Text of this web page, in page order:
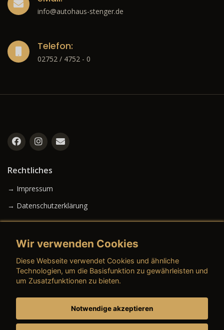
info@autohaus-stenger.de
Telefon:
02752 / 4752 - 0
Rechtliches
→ Impressum
→ Datenschutzerklärung
→ AGB (Gebrauchtwagen)
→ AGB (Teile & Zubehör)
Wir verwenden Cookies
Diese Webseite verwendet Cookies und ähnliche
Technologien, um die Basisfunktion zu gewährleisten und
um Zusatzfunktionen zu bieten.
Notwendige akzeptieren